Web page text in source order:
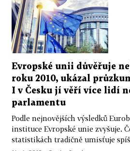
Evropské unii důvěřuje
roku 2010, ukázal
I v Česku jí věří více lidí
parlamentu
Podle nejnovějších výsledků
instituce Evropské unie zvyšuje.
statistikách tradičně umisťuje